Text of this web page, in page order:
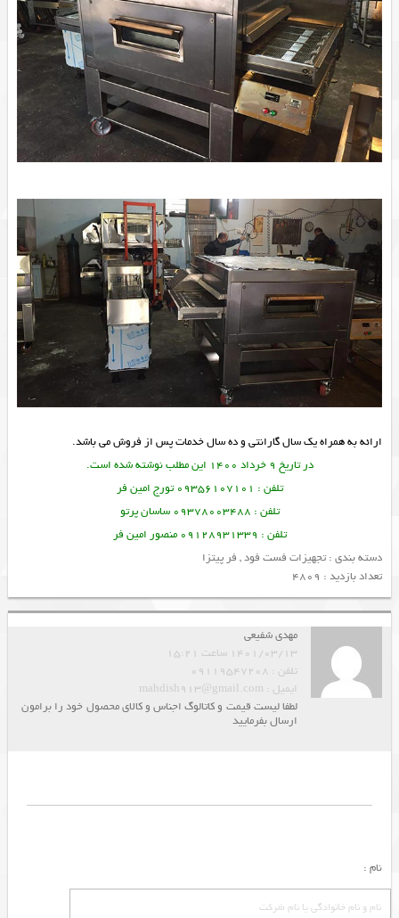
ارائه به همراه یک سال گارانتی و ده سال خدمات پس از فروش می باشد.
در تاریخ 9 خرداد 1400 این مطلب نوشته شده است.
تلفن : 09356107101 تورج امین فر
تلفن : 09378003488 ساسان پرتو
تلفن : 09128931339 منصور امین فر
دسته بندی :تجهیزات فست فود, فر پیتزا
تعداد بازدید : 4809
مهدی شفیعی
1401/03/13 ساعت 15:21
تلفن : 09119547208
ایمیل : mahdish913@gmail.com
لطفا لیست قیمت و کاتالوگ اجناس و کالای محصول خود را برامون
ارسال بفرمایید
نام :